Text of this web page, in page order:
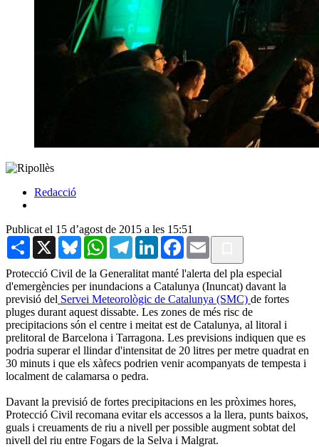
Redacció
Publicat el 15 d’agost de 2015 a les 15:51
Share X BlueskyWhatsAppTelegramLinkedInFacebook
Email
Protecció Civil de la Generalitat manté l'alerta del pla especial
d'emergències per inundacions a Catalunya (Inuncat) davant la
previsió del Servei Meteorològic de Catalunya (SMC) de fortes
pluges durant aquest dissabte. Les zones de més risc de
precipitacions són el centre i meitat est de Catalunya, al litoral i
prelitoral de Barcelona i Tarragona. Les previsions indiquen que es
podria superar el llindar d'intensitat de 20 litres per metre quadrat en
30 minuts i que els xàfecs podrien venir acompanyats de tempesta i
localment de calamarsa o pedra.
Davant la previsió de fortes precipitacions en les pròximes hores,
Protecció Civil recomana evitar els accessos a la llera, punts baixos,
guals i creuaments de riu a nivell per possible augment sobtat del
nivell del riu entre Fogars de la Selva i Malgrat.